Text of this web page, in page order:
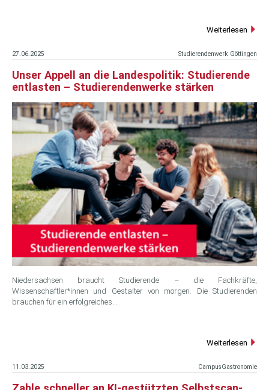
Weiterlesen
27.06.2025 Studierendenwerk Göttingen
Unser Appell an die Landespolitik: Studierende
entlasten – Studierendenwerke stärken
Niedersachsen braucht Studierende – die Fachkräfte,
Wissenschaftler*innen und Gestalter von morgen. Die Studierenden
brauchen für ein erfolgreiches…
Weiterlesen
11.03.2025 CampusGastronomie